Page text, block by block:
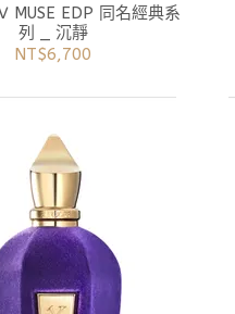
列 _ 沉靜
NT$6,700